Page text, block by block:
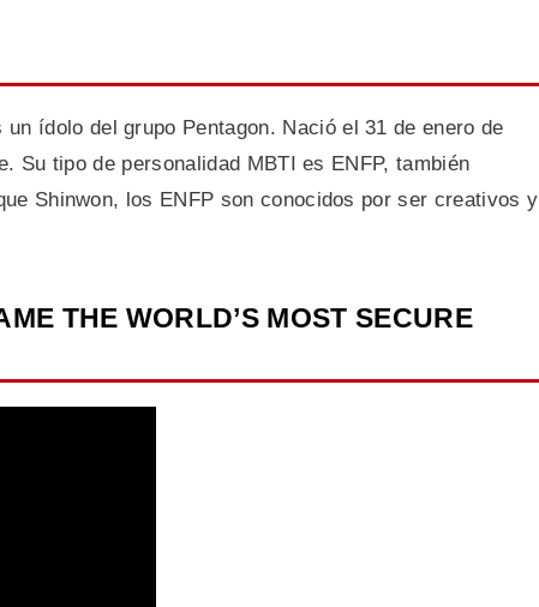
ídolo del grupo Pentagon. Nació el 31 de enero de
Su tipo de personalidad MBTI es ENFP, también
Shinwon, los ENFP son conocidos por ser creativos y
THE WORLD’S MOST SECURE